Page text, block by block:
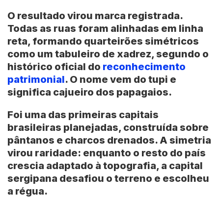
O resultado virou marca registrada.
Todas as ruas foram alinhadas em linha
reta, formando quarteirões simétricos
como um tabuleiro de xadrez, segundo o
histórico oficial do reconhecimento
patrimonial. O nome vem do tupi e
significa cajueiro dos papagaios.
Foi uma das primeiras capitais
brasileiras planejadas, construída sobre
pântanos e charcos drenados. A simetria
virou raridade: enquanto o resto do país
crescia adaptado à topografia, a capital
sergipana desafiou o terreno e escolheu
a régua.